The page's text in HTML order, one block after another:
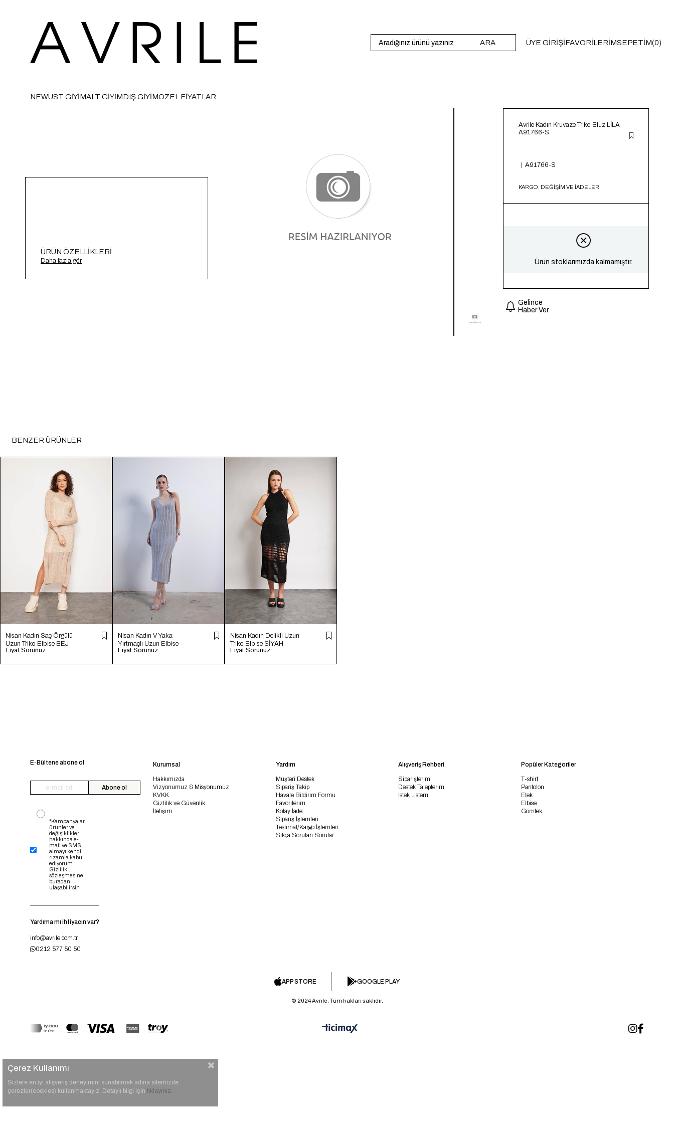
ARA ÜYE GIRIŞIFAVORILERIMSEPETIM 0
NEWÜST GİYİMALT GİYİMDIŞ GİYİMÖZEL FİYATLAR
ÜRÜN ÖZELLIKLERI
Kruvaze Triko Bluz A91766-S
Daha fazla gör
Avrile Kadın Kruvaze Triko Bluz LİLA
A91766-S
A91766-S
KARGO, DEĞİŞİM VE İADELER
Ürün stoklarımızda kalmamıştır.
Gelince
Haber Ver
BENZER ÜRÜNLER
Nisan Kadın Saç Örgülü
Uzun Triko Elbise BEJ
TT4140-Z
Fiyat Sorunuz
Nisan Kadın V Yaka
Yırtmaçlı Uzun Elbise
GRİ TT4233-Z
Fiyat Sorunuz
Nisan Kadın Delikli Uzun
Triko Elbise SİYAH
TT4303-Z
Fiyat Sorunuz
E-Bültene abone ol
Abone ol
*Kampanyalar,
ürünler ve
değişiklikler
hakkında e-
mail ve SMS
almayı kendi
rızamla kabul
ediyorum.
Gizlilik
sözleşmesine
buradan
ulaşabilirsin
Yardıma mı ihtiyacın var?
info@avrile.com.tr
0212 577 50 50
Kurumsal
Hakkımızda
Vizyonumuz & Misyonumuz
KVKK
Gizlilik ve Güvenlik
İletişim
Yardım
Müşteri Destek
Sipariş Takip
Havale Bildirim Formu
Favorilerim
Kolay İade
Sipariş İşlemleri
Teslimat/Kargo İşlemleri
Sıkça Sorulan Sorular
Alışveriş Rehberi
Siparişlerim
Destek Taleplerim
İstek Listem
Popüler Kategoriler
T-shirt
Pantolon
Etek
Elbise
Gömlek
APP STORE GOOGLE PLAY
© 2024 Avrile. Tüm hakları saklıdır.
Çerez Kullanımı
Sizlere en iyi alışveriş deneyimini sunabilmek adına sitemizde
çerezler(cookies) kullanmaktayız. Detaylı bilgi için tıklayınız.